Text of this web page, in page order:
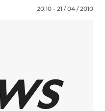
20:10 - 21 / 04 / 2010